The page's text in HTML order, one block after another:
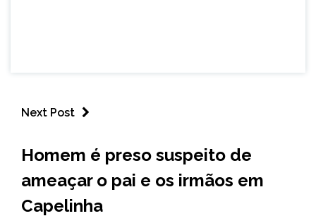
Next Post
NOTÍCIAS
Homem é preso suspeito de
ameaçar o pai e os irmãos em
Capelinha